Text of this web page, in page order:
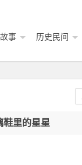
事 历史民间
鞋里的星星